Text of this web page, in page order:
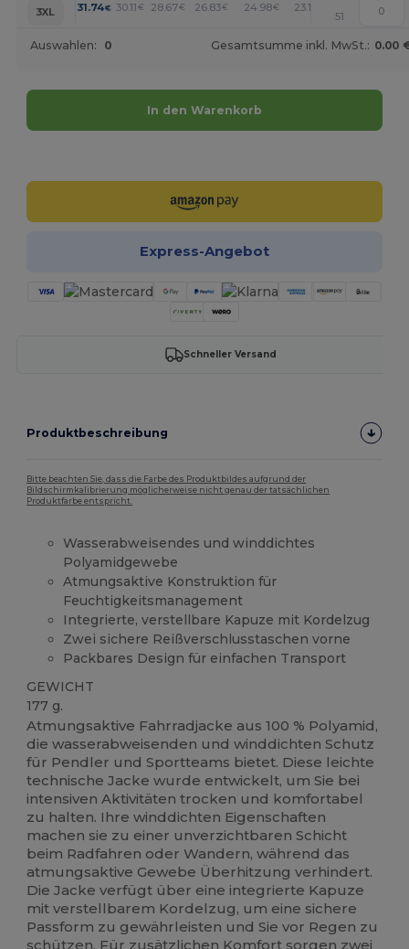
3XL
31.74€ 30.11 € 28.67€ 26.83€ 24.98€ 23.15
51
Auswahlen: 0 Gesamtsumme inkl. MwSt.: 0.00
In den Warenkorb
Express-Angebot
Schneller Versand
Produktbeschreibung
Bitte beachten Sie, dass die Farbe des Produktbildes aufgrund der
Bildschirmkalibrierung möglicherweise nicht genau der tatsächlichen
Produktfarbe entspricht.
Wasserabweisendes und winddichtes
Polyamidgewebe
Atmungsaktive Konstruktion für
Feuchtigkeitsmanagement
Integrierte, verstellbare Kapuze mit Kordelzug
Zwei sichere Reißverschlusstaschen vorne
Packbares Design für einfachen Transport
GEWICHT
177 g.
Atmungsaktive Fahrradjacke aus 100 % Polyamid,
die wasserabweisenden und winddichten Schutz
für Pendler und Sportteams bietet. Diese leichte
technische Jacke wurde entwickelt, um Sie bei
intensiven Aktivitäten trocken und komfortabel
zu halten. Ihre winddichten Eigenschaften
machen sie zu einer unverzichtbaren Schicht
beim Radfahren oder Wandern, während das
atmungsaktive Gewebe Überhitzung verhindert.
Die Jacke verfügt über eine integrierte Kapuze
mit verstellbarem Kordelzug, um eine sichere
Passform zu gewährleisten und Sie vor Regen zu
schützen. Für zusätzlichen Komfort sorgen zwei